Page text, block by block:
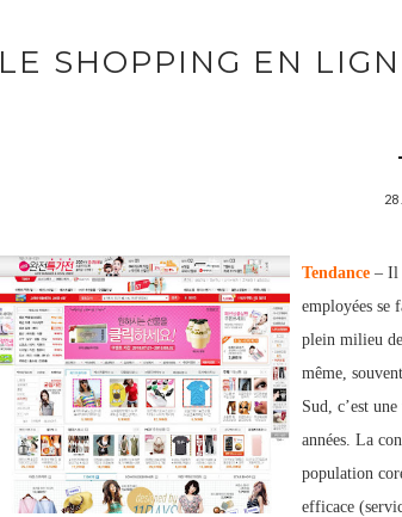
LE SHOPPING EN
28
Tendance – Il
employées se
plein milieu
même,
Sud, c’est
années. La
population
efficace